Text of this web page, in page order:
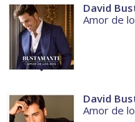
David
Amor de
David
Amor de